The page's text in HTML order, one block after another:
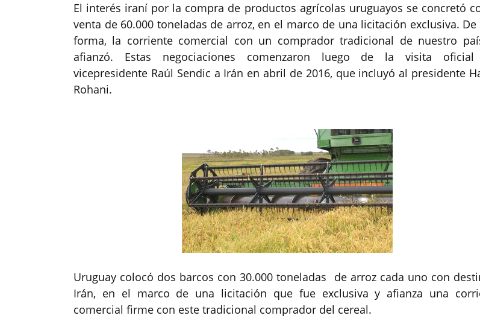
El interés iraní por la compra de productos agrícolas uruguayos se concretó
venta de 60.000 toneladas de arroz, en el marco de una licitación exclusiva. De
forma, la corriente comercial con un comprador tradicional de nuestro
afianzó. Estas negociaciones comenzaron luego de la visita
vicepresidente Raúl Sendic a Irán en abril de 2016, que incluyó al presidente
Rohani.
Uruguay colocó dos barcos con 30.000 toneladas de arroz cada uno con
Irán, en el marco de una licitación que fue exclusiva y afianza una
comercial firme con este tradicional comprador del cereal.